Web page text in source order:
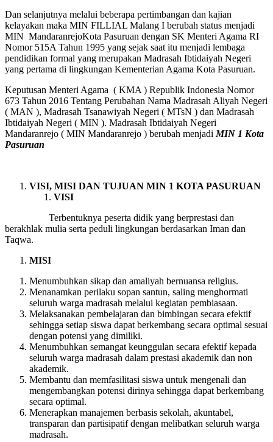
Dan selanjutnya melalui beberapa pertimbangan dan kajian
kelayakan maka MIN FILLIAL Malang I berubah status menjadi
MIN MandaranrejoKota Pasuruan dengan SK Menteri Agama RI
Nomor 515A Tahun 1995 yang sejak saat itu menjadi lembaga
pendidikan formal yang merupakan Madrasah Ibtidaiyah Negeri
yang pertama di lingkungan Kementerian Agama Kota Pasuruan.
Keputusan Menteri Agama ( KMA ) Republik Indonesia Nomor
673 Tahun 2016 Tentang Perubahan Nama Madrasah Aliyah Negeri
( MAN ), Madrasah Tsanawiyah Negeri ( MTsN ) dan Madrasah
Ibtidaiyah Negeri ( MIN ). Madrasah Ibtidaiyah Negeri
Mandaranrejo ( MIN Mandaranrejo ) berubah menjadiMIN 1 Kota
Pasuruan
VISI, MISI DAN TUJUAN MIN 1 KOTA PASURUAN
VISI
Terbentuknya peserta didik yang berprestasi dan
berakhlak mulia serta peduli lingkungan berdasarkan Iman dan
Taqwa.
MISI
Menumbuhkan sikap dan amaliyah bernuansa religius.
Menanamkan perilaku sopan santun, saling menghormati
seluruh warga madrasah melalui kegiatan pembiasaan.
Melaksanakan pembelajaran dan bimbingan secara efektif
sehingga setiap siswa dapat berkembang secara optimal sesuai
dengan potensi yang dimiliki.
Menumbuhkan semangat keunggulan secara efektif kepada
seluruh warga madrasah dalam prestasi akademik dan non
akademik.
Membantu dan memfasilitasi siswa untuk mengenali dan
mengembangkan potensi dirinya sehingga dapat berkembang
secara optimal.
Menerapkan manajemen berbasis sekolah, akuntabel,
transparan dan partisipatif dengan melibatkan seluruh warga
madrasah.